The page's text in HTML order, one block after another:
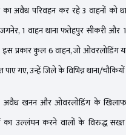
का अवैध परिवहन कर रहे 3 वाहनों को
1 वाहन थाना फतेहपुर सीकरी और
इस प्रकार कुल 6 वाहन, जो ओवरलोडिंग
गए, उन्हें जिले के विभिन्न थाना/चौकियों
अवैध खनन और ओवरलोडिंग के
का उल्लंघन करने वालों के विरुद्ध